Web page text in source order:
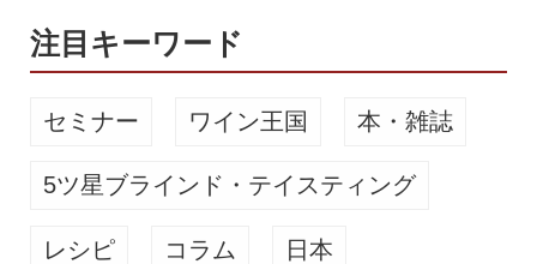
注目キーワード
セミナー ワイン王国 本・雑誌
5ツ星ブラインド・テイスティング
レシピ コラム 日本